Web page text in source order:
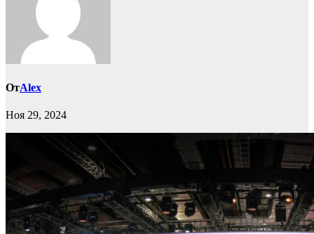
ОтAlex
Ноя 29, 2024